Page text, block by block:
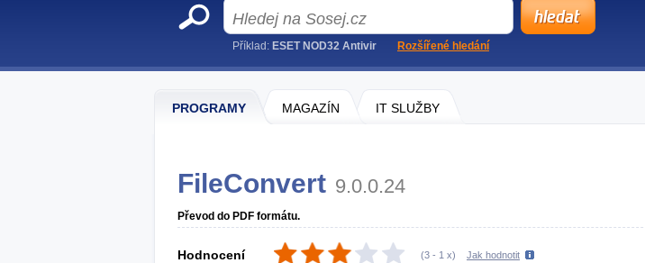
PROGRAMY MAGAZÍN IT SLUŽBY
FileConvert 9.0.0.24
Převod do PDF formátu.
Hodnocení (3 - 1 x) Jak hodnotit
Příklad: ESET NOD32 Antivir Rozšířené hledání